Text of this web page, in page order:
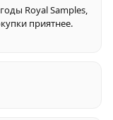
Royal Samples,
приятнее.